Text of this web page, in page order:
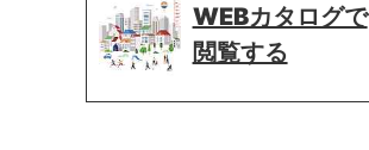
WEBカタログで
閲覧する